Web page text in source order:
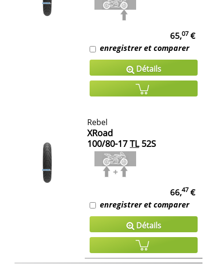
65,07€
enregistrer et comparer
Détails
Rebel
XRoad
100/80-17 TL52S
66,47€
enregistrer et comparer
Détails